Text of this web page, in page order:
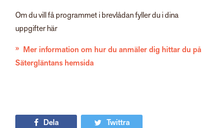
Om du vill få programmet i brevlådan fyller du i dina
uppgifter här
Mer information om hur du anmäler dig hittar du på
Sätergläntans hemsida
Dela
Twittra